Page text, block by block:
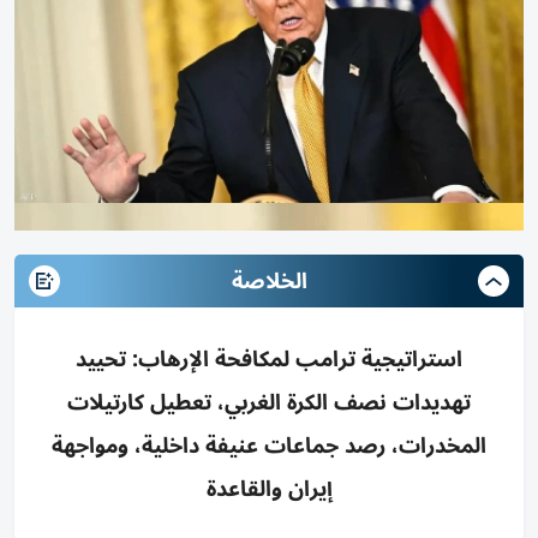
الخلاصة
استراتيجية ترامب لمكافحة الإرهاب: تحييد
تهديدات نصف الكرة الغربي، تعطيل كارتيلات
المخدرات، رصد جماعات عنيفة داخلية، ومواجهة
إيران والقاعدة